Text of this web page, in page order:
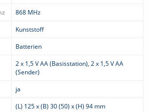
868 MHz
Kunststoff
Batterien
2 x 1,5 V AA (Basisstation), 2 x 1,5 V AA
(Sender)
ja
(L) 125 x (B) 30 (50) x (H) 94 mm